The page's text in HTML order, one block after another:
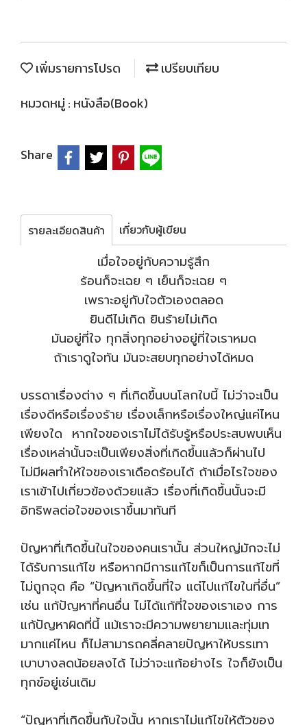
เพิ่มรายการโปรด
เปรียบเทียบ
หมวดหมู่ : หนังสือ(Book)
Share
รายละเอียดสินค้า เกี่ยวกับผู้เขียน
เมื่อใจอยู่กับความรู้สึก
ร้อนก็จะเฉย ๆ เย็นก็จะเฉย ๆ
เพราะอยู่กับใจตัวเองตลอด
ยินดีไม่เกิด ยินร้ายไม่เกิด
มันอยู่ที่ใจ ทุกสิ่งทุกอย่างอยู่ที่ใจเราหมด
ถ้าเราดูใจทัน มันจะสยบทุกอย่างได้หมด
บรรดาเรื่องต่าง ๆ ที่เกิดขึ้นบนโลกใบนี้ ไม่ว่าจะเป็น
เรื่องดีหรือเรื่องร้าย เรื่องเล็กหรือเรื่องใหญ่แค่ไหน
เพียงใด หากใจของเราไม่ได้รับรู้หรือประสบพบเห็น
เรื่องเหล่านั้นจะเป็นเพียงสิ่งที่เกิดขึ้นแล้วก็ผ่านไป
ไม่มีผลทำให้ใจของเราเดือดร้อนได้ ถ้าเมื่อไรใจของ
เราเข้าไปเกี่ยวข้องด้วยแล้ว เรื่องที่เกิดขึ้นนั้นจะมี
อิทธิพลต่อใจของเราขึ้นมาทันที
ปัญหาที่เกิดขึ้นในใจของคนเรานั้น ส่วนใหญ่มักจะไม่
ได้รับการแก้ไข หรือหากมีการแก้ไขก็เป็นการแก้ไขที่
ไม่ถูกจุด คือ “ปัญหาเกิดขึ้นที่ใจ แต่ไปแก้ไขในที่อื่น”
เช่น แก้ปัญหาที่คนอื่น ไม่ได้แก้ที่ใจของเราเอง การ
แก้ปัญหาผิดที่นี้ แม้เราจะมีความพยายามและทุ่มเท
มากแค่ไหน ก็ไม่สามารถคลี่คลายปัญหาให้บรรเทา
เบาบางลดน้อยลงได้ ไม่ว่าจะแก้อย่างไร ใจก็ยังเป็น
ทุกข์อยู่เช่นเดิม
“ปัญหาที่เกิดขึ้นกับใจนั้น หากเราไม่แก้ไขให้ตัวของ